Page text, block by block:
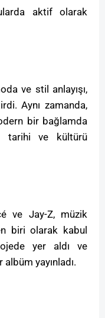
aktif olarak
ve stil anlayışı,
Aynı zamanda,
bir bağlamda
tarihi ve kültürü
ve Jay-Z, müzik
biri olarak kabul
yer aldı ve
yayınladı.